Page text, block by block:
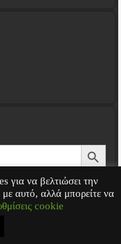
Search Button
Service Περιφερειακά
για να βελτιώσει την
με αυτό, αλλά μπορείτε να
cookie